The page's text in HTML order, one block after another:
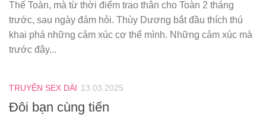
Thế Toàn, mà từ thời điểm trao thân cho Toàn 2 tháng
trước, sau ngày đám hỏi. Thùy Dương bắt đầu thích thú
khai phá những cảm xúc cơ thể mình. Những cảm xúc mà
trước đây...
TRUYỆN SEX DÀI 13.03.2025
Đôi bạn cùng tiến